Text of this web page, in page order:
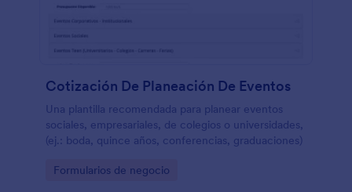
Cotización De Planeación De Eventos
Una plantilla recomendada para planear eventos
sociales, empresariales, de colegios o universidades,
(ej.: boda, quince años, conferencias, graduaciones)
Go to Category:
Formularios de negocio